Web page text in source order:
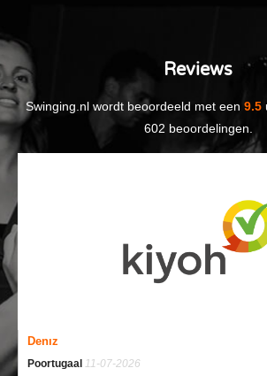
Reviews
Swinging.nl wordt beoordeeld met een 9.5
602 beoordelingen.
Denız
Poortugaal 11-07-2026